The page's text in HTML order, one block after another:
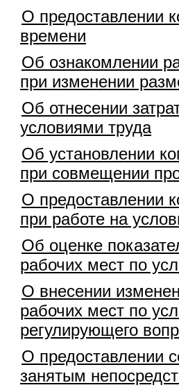
О предоставлении
времени
Об ознакомлении
при изменении
Об отнесении
условиями труда
Об установлении
при совмещении
О предоставлении
при работе на
Об оценке
рабочих мест по
О внесении
рабочих мест по
регулирующего
О предоставлении
занятым